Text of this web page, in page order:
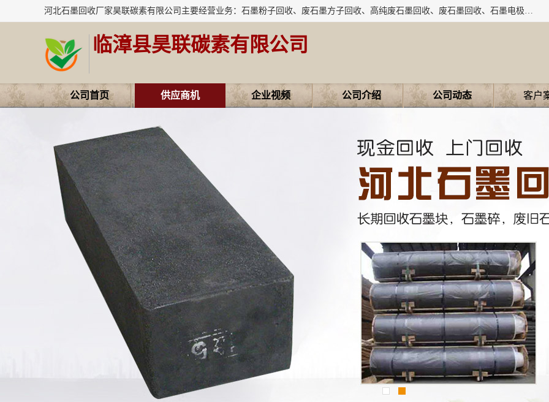
河北石墨回收厂家昊联碳素有限公司主要经营业务：石墨粉子回收、废石墨方子回收、高纯废石墨回收、废石墨回收、石墨电极回收、废石墨板回收、石墨增碳剂、单晶硅石墨、单晶硅石墨回收、废多晶硅石墨、废多晶硅石墨回收、废高纯石墨回收、废石墨、废石墨棒、废石墨棒回收、废石墨换热器回收、高纯石墨回收、石墨粉回收、石墨换热器回收、石墨纸回收、回收石墨板、回收石墨电极、石墨板回收、石墨回收。
临漳县昊联碳素有限公司
公司首页 供应商机 企业视频 公司介绍 公司动态 客户